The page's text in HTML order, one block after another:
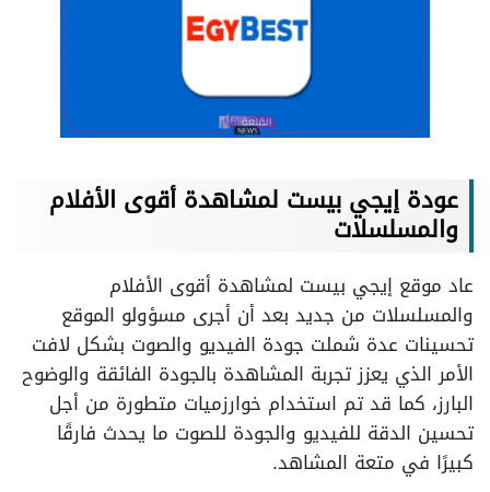
عودة إيجي بيست لمشاهدة أقوى الأفلام
والمسلسلات
عاد موقع إيجي بيست لمشاهدة أقوى الأفلام
والمسلسلات من جديد بعد أن أجرى مسؤولو الموقع
تحسينات عدة شملت جودة الفيديو والصوت بشكل لافت
الأمر الذي يعزز تجربة المشاهدة بالجودة الفائقة والوضوح
البارز، كما قد تم استخدام خوارزميات متطورة من أجل
تحسين الدقة للفيديو والجودة للصوت ما يحدث فارقًا
كبيرًا في متعة المشاهد.